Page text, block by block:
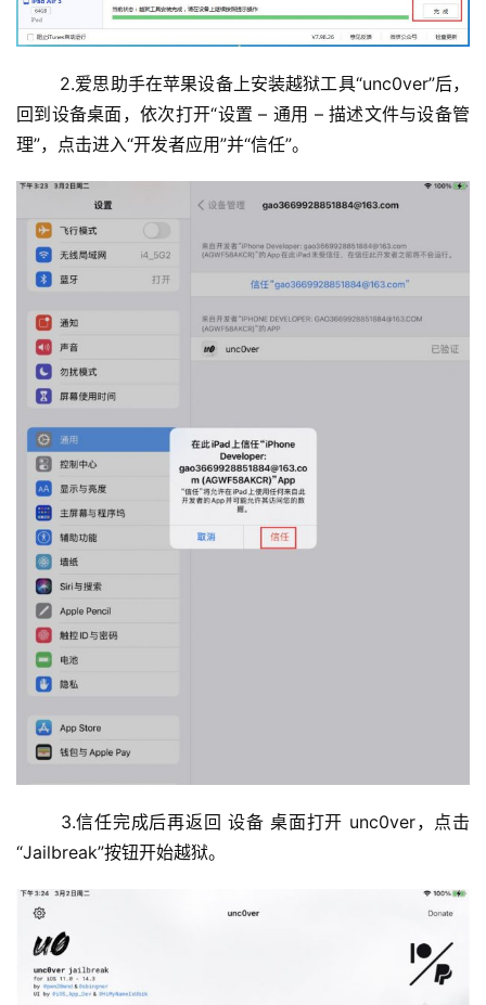
回到设备桌面，依次打开“设置 – 通用 – 描述文件与设备管
理”，点击进入“开发者应用”并“信任”。
“Jailbreak”按钮开始越狱。